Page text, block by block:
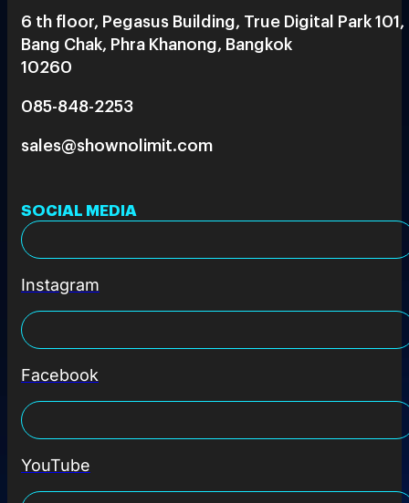
6 th floor, Pegasus Building, True Digital Park 101,
Bang Chak, Phra Khanong, Bangkok
10260
085-848-2253
sales@shownolimit.com
SOCIAL MEDIA
Instagram
Facebook
YouTube